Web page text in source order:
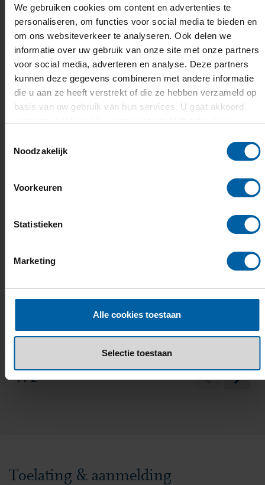
We gebruiken cookies om content en advertenties te
personaliseren, om functies voor social media te bieden en
om ons websiteverkeer te analyseren. Ook delen we
informatie over uw gebruik van onze site met onze partners
voor social media, adverteren en analyse. Deze partners
kunnen deze gegevens combineren met andere informatie
die u aan ze heeft verstrekt of die ze hebben verzameld op
basis van uw gebruik van hun services. U gaat akkoord
Noodzakelijk
Voorkeuren
Statistieken
Marketing
Alle cookies toestaan
Selectie toestaan
Wat deze opleiding uniek maakt
Pas alles wat je leert toe op echte een
Banijay of 4DR Studios. Je formuleert
concept en presenteert dit aan de
ONTDEK DE PRAKTIJKCASE
1 / 2
Toelating & aanmelding